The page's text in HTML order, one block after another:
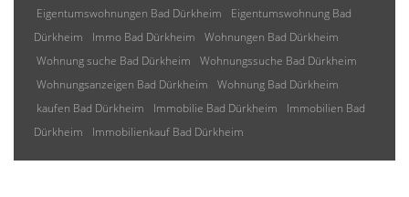
Eigentumswohnungen Bad Dürkheim
Eigentumswohnung Bad
Dürkheim
Immo Bad Dürkheim
Wohnungen Bad Dürkheim
Wohnung suche Bad Dürkheim
Wohnungssuche Bad Dürkheim
Wohnungsanzeigen Bad Dürkheim
Wohnung Bad Dürkheim
kaufen Bad Dürkheim
Immobilie Bad Dürkheim
Immobilien Bad
Dürkheim
Immobilienkauf Bad Dürkheim